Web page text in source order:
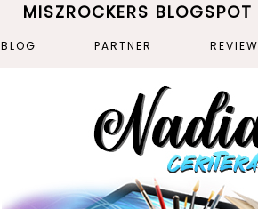
MISZROCKERS BLOGSPOT
BLOG PARTNER REVIEW